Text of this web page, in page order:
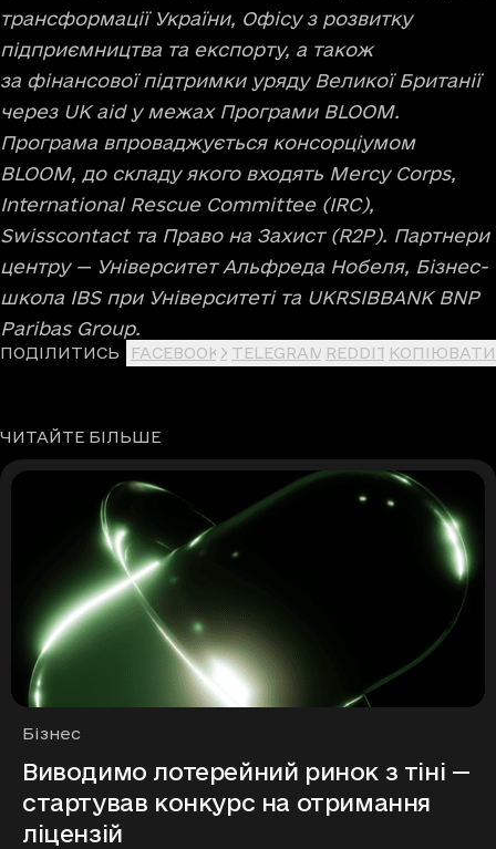
трансформації України, Офісу з розвитку
підприємництва та експорту, а також
за фінансової підтримки уряду Великої Британії
через UK aid у межах Програми BLOOM.
Програма впроваджується консорціумом
BLOOM, до складу якого входять Mercy Corps,
International Rescue Committee (IRC),
Swisscontact та Право на Захист (R2P). Партнери
центру — Університет Альфреда Нобеля, Бізнес-
школа IBS при Університеті та UKRSIBBANK BNP
Paribas Group.
ПОДІЛИТИСЬ FACEBOOK X TELEGRAM REDDIT КОПІЮВАТИ
ЧИТАЙТЕ БІЛЬШЕ
Рубрики
Бізнес
Виводимо лотерейний ринок з тіні —
стартував конкурс на отримання
ліцензій